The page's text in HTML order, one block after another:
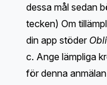
dessa mål sedan
tecken) Om
din app stöder
c. Ange lämpliga
för denna